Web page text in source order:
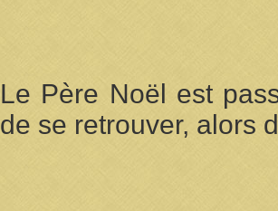
Le Père Noël est
de se retrouver, alors